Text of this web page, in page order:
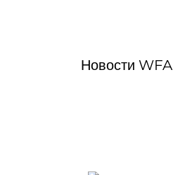
Новости WFA